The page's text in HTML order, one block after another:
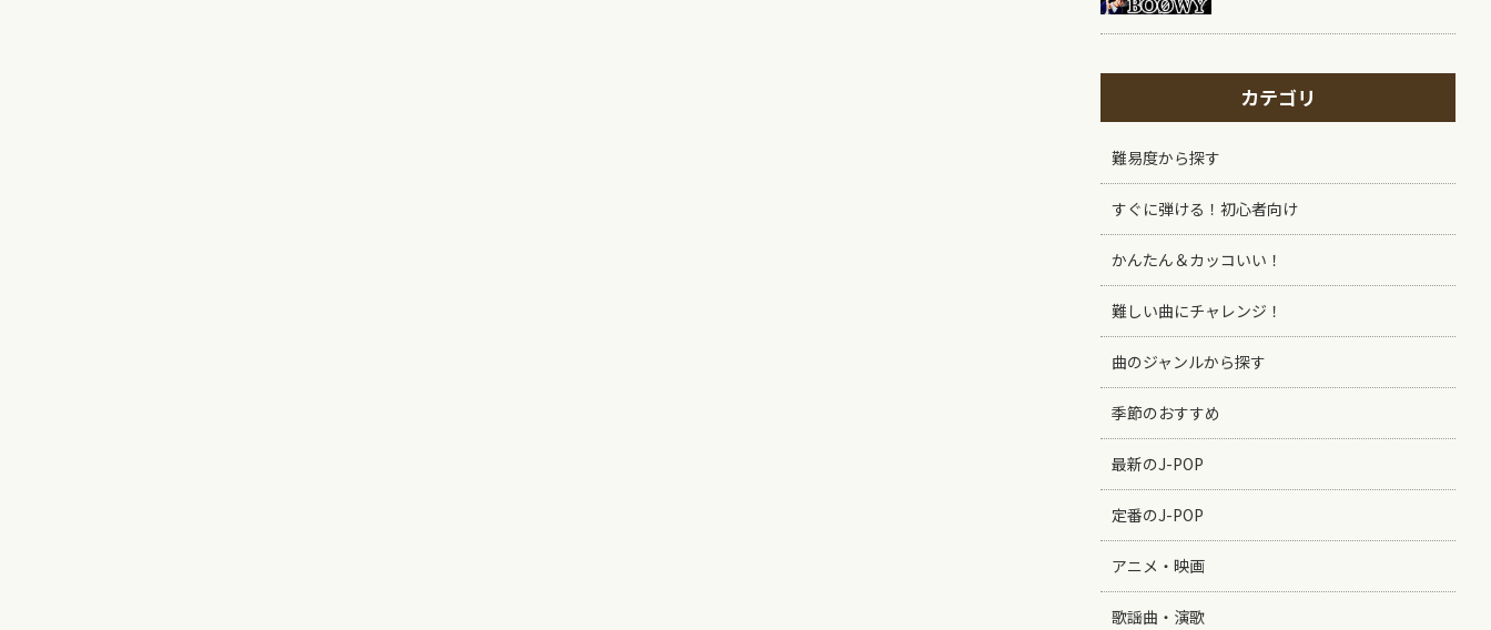
カテゴリ
難易度から探す
すぐに弾ける！初心者向け
かんたん＆カッコいい！
難しい曲にチャレンジ！
曲のジャンルから探す
季節のおすすめ
最新のJ-POP
定番のJ-POP
アニメ・映画
歌謡曲・演歌